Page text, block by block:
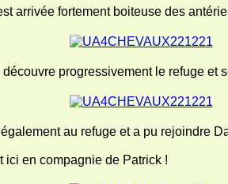
arrivée fortement boiteuse des
progressivement le refuge et
au refuge et a pu rejoindre
ici en compagnie de Patrick !